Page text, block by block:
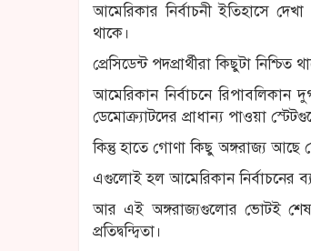
আমেরিকার নির্বাচনী ইতিহাসে
থাকে।
প্রেসিডেন্ট পদপ্রার্থীরা কিছুটা
আমেরিকান নির্বাচনে
ডেমোক্র্যাটদের প্রাধান্য পাওয়া
কিন্তু হাতে গোণা কিছু অঙ্গরাজ্য আছে
এগুলোই হল আমেরিকান নির্বাচনের
আর এই অঙ্গরাজ্যগুলোর ভোটই শেষ
প্রতিদ্বন্দ্বিতা।